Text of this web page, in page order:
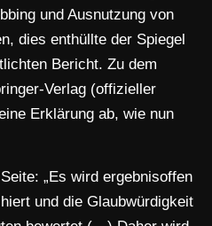
und Ausnutzung von
dies enthüllte der Spiegel
Bericht. Zu dem
Verlag (offizieller
Erklärung ab, wie nun
„Es wird ergebnisoffen
und die Glaubwürdigkeit